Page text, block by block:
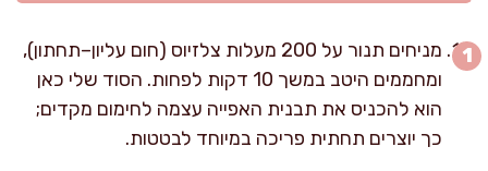
מניחים תנור על 200 מעלות צלזיוס (חום עליון–תחתון),
ומחממים היטב במשך 10 דקות לפחות. הסוד שלי כאן
הוא להכניס את תבנית האפייה עצמה לחימום מקדים;
כך יוצרים תחתית פריכה במיוחד לבטטות.